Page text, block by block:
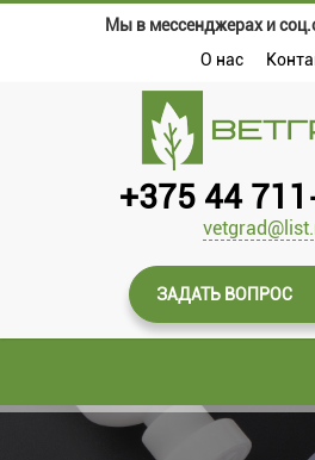
Мы в мессенджерах и
О нас
+375 44
ЗАДАТЬ ВОПРОС